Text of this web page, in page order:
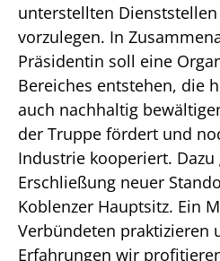
unterstellten
vorzulegen. In
Präsidentin soll eine
Bereiches entstehen, die
auch nachhaltig
der Truppe fördert und
Industrie kooperiert.
Erschließung neuer
Koblenzer Hauptsitz. Ein
Verbündeten praktizieren
Erfahrungen wir